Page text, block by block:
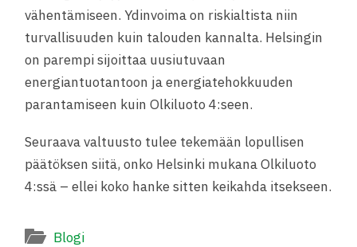
vähentämiseen. Ydinvoima on riskialtista niin
turvallisuuden kuin talouden kannalta. Helsingin
on parempi sijoittaa uusiutuvaan
energiantuotantoon ja energiatehokkuuden
parantamiseen kuin Olkiluoto 4:seen.
Seuraava valtuusto tulee tekemään lopullisen
päätöksen siitä, onko Helsinki mukana Olkiluoto
4:ssä – ellei koko hanke sitten keikahda itsekseen.
Blogi